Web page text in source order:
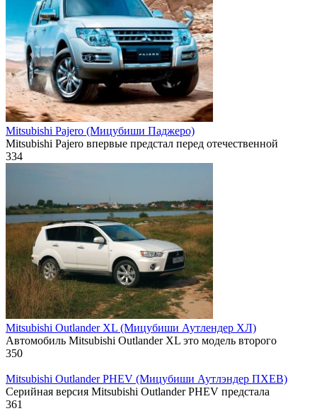
Mitsubishi Pajero (Мицубиши Паджеро)
Mitsubishi Pajero впервые предстал перед отечественной
334
Mitsubishi Outlander XL (Мицубиши Аутлендер ХЛ)
Автомобиль Mitsubishi Outlander XL это модель второго
350
Mitsubishi Outlander PHEV (Мицубиши Аутлэндер ПХЕВ)
Серийная версия Mitsubishi Outlander PHEV предстала
361